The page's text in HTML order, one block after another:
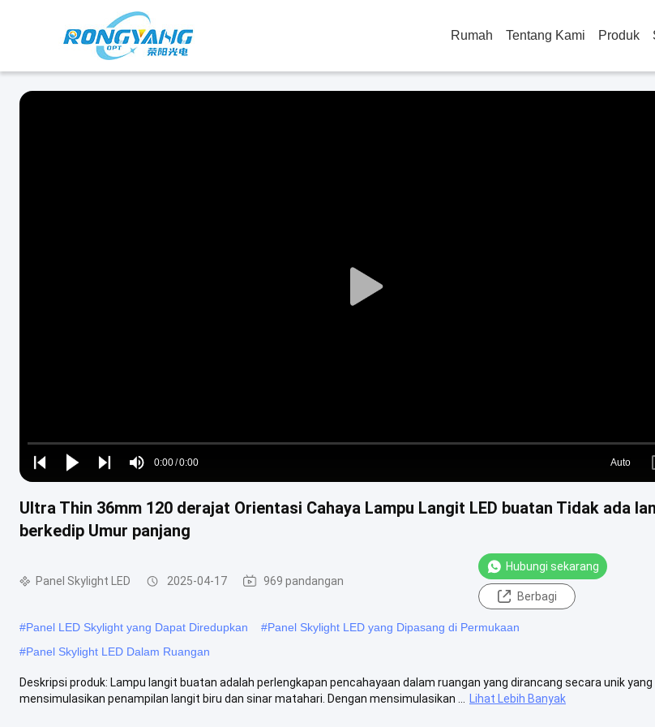
Rumah Tentang Kami Produk
Play
Play
Play
Play
Mute
Time
0:00/0:00
Loaded:
0%
Auto
Ultra Thin 36mm 120 derajat Orientasi Cahaya Lampu Langit LED buatan Tidak ada
berkedip Umur panjang
Panel Skylight LED 2025-04-17 969 pandangan
Hubungi sekarang
Berbagi
#Panel LED Skylight yang Dapat Diredupkan #Panel Skylight LED yang Dipasang di Permukaan
#Panel Skylight LED Dalam Ruangan
Deskripsi produk: Lampu langit buatan adalah perlengkapan pencahayaan dalam ruangan yang dirancang secara unik yang
mensimulasikan penampilan langit biru dan sinar matahari. Dengan mensimulasikan ...
Lihat Lebih Banyak